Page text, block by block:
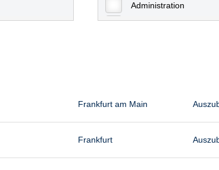
Administration
Sonstiges
Vertrieb
Frankfurt am Main
Frankfurt